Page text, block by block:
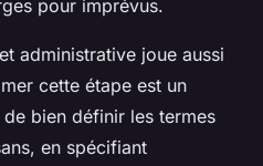
pour imprévus.
administrative joue aussi
cette étape est un
bien définir les termes
en spécifiant